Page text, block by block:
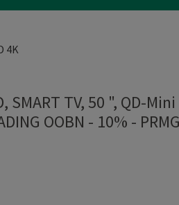
4K
SMART TV, 50 ", QD-
OOBN - 10% -